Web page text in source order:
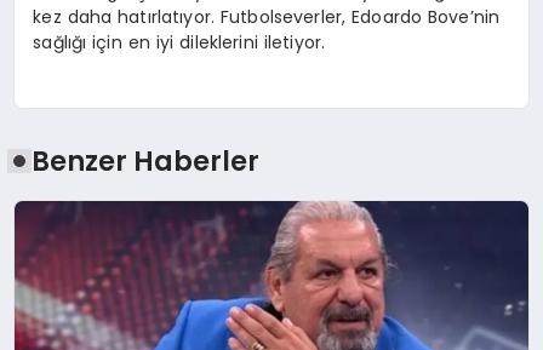
kez daha hatırlatıyor. Futbolseverler, Edoardo Bove’nin
sağlığı için en iyi dileklerini iletiyor.
Benzer Haberler